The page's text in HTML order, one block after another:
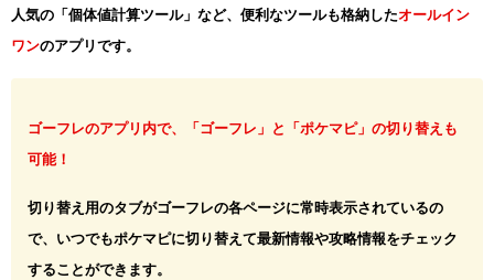
人気の「個体値計算ツール」など、便利なツールも格納したオールイン
ワンのアプリです。
ゴーフレのアプリ内で、「ゴーフレ」と「ポケマピ」の切り替えも
可能！
切り替え用のタブがゴーフレの各ページに常時表示されているの
で、いつでもポケマピに切り替えて最新情報や攻略情報をチェック
することができます。